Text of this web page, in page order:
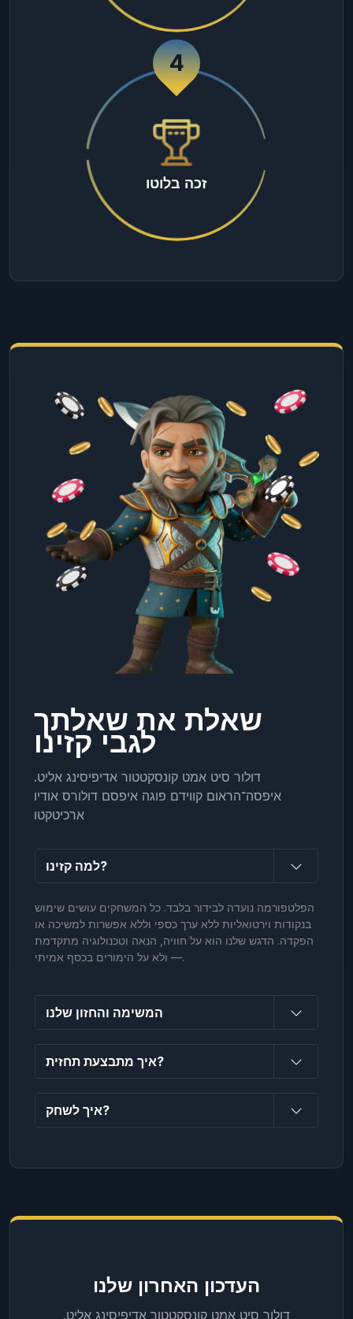
4
זכה בלוטו
שאלת את שאלתך
לגבי קזינו
דולור סיט אמט קונסקטטור אדיפיסינג אליט.
איפסה־הראום קווידם פוגה איפסם דולורס אודיו
ארכיטקטו
למה קזינו?
הפלטפורמה נועדה לבידור בלבד. כל המשחקים עושים שימוש
בנקודות וירטואליות ללא ערך כספי וללא אפשרות למשיכה או
הפקדה. הדגש שלנו הוא על חוויה, הנאה וטכנולוגיה מתקדמת
— ולא על הימורים בכסף אמיתי.
המשימה והחזון שלנו
איך מתבצעת תחזית?
איך לשחק?
העדכון האחרון שלנו
דולור סיט אמט קונסקטטור אדיפיסינג אליט.